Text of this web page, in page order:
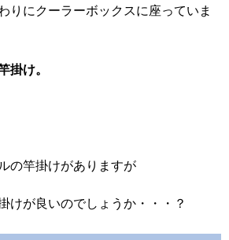
にクーラーボックスに座っていま
掛け。
の竿掛けがありますが
けが良いのでしょうか・・・？